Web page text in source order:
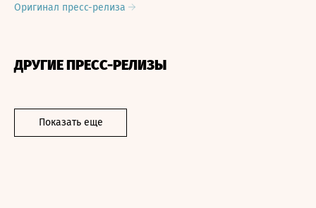
Оригинал пресс-релиза
ДРУГИЕ ПРЕСС-РЕЛИЗЫ
Показать еще